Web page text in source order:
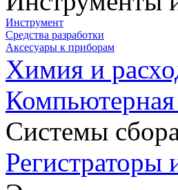
Инструмент
Средства разработки
Аксесуары к приборам
Химия и
Компьютерная
Системы
Регистраторы